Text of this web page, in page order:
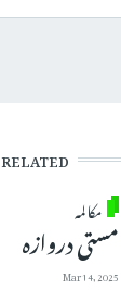
RELATED
مکالمہ
مستی دروازہ
Mar 14, 2025